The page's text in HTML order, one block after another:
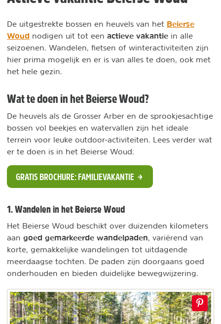
De uitgestrekte bossen en heuvels van het Beierse
Woud nodigen uit tot een actieve vakantie in alle
seizoenen. Wandelen, fietsen of winteractiviteiten zijn
hier prima mogelijk en er is van alles te doen, ook met
het hele gezin.
Wat te doen in het Beierse Woud?
De heuvels als de Grosser Arber en de sprookjesachtige
bossen vol beekjes en watervallen zijn het ideale
terrein voor leuke outdoor-activiteiten. Lees verder wat
er te doen is in het Beierse Woud:
GRATIS BROCHURE: FAMILIEVAKANTIE
1. Wandelen in het Beierse Woud
Het Beierse Woud beschikt over duizenden kilometers
aan goed gemarkeerde wandelpaden , variërend van
korte, gemakkelijke wandelingen tot uitdagende
meerdaagse tochten. De paden zijn doorgaans goed
onderhouden en bieden duidelijke bewegwijzering.